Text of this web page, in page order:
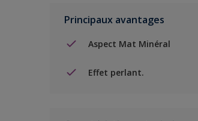
Principaux avantages
Aspect Mat Minéral
Effet perlant.